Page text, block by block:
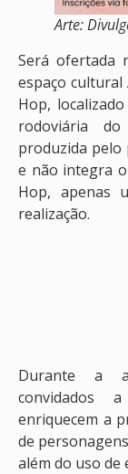
Arte:
Será ofertada
espaço cultural
Hop,
rodoviária
produzida
e não integra
Hop, apenas
realização.
Durante a
convidados
enriquecem a
de
além do uso de